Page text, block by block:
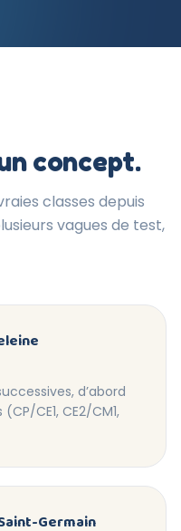
concept.
classes depuis
vagues de test,
d’abord
CE1, CE2/CM1,
Germain